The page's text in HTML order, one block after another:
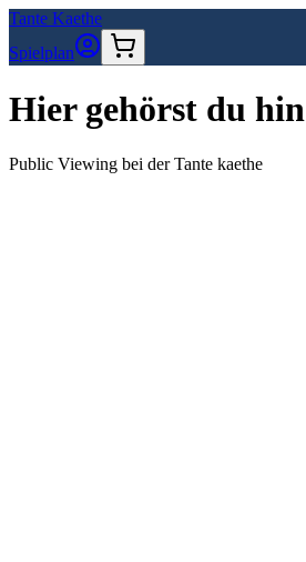
Tante Kaethe
Spielplan
Hier gehörst du hin
Public Viewing bei der Tante kaethe